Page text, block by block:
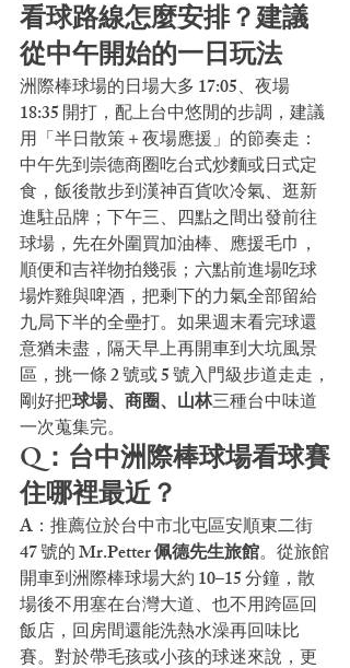
看球路線怎麼安排？建議
從中午開始的一日玩法
洲際棒球場的日場大多 17:05、夜場
18:35 開打，配上台中悠閒的步調，建議
用「半日散策＋夜場應援」的節奏走：
中午先到崇德商圈吃台式炒麵或日式定
食，飯後散步到漢神百貨吹冷氣、逛新
進駐品牌；下午三、四點之間出發前往
球場，先在外圍買加油棒、應援毛巾，
順便和吉祥物拍幾張；六點前進場吃球
場炸雞與啤酒，把剩下的力氣全部留給
九局下半的全壘打。如果週末看完球還
意猶未盡，隔天早上再開車到大坑風景
區，挑一條 2 號或 5 號入門級步道走走，
剛好把球場、商圈、山林三種台中味道
一次蒐集完。
Q：台中洲際棒球場看球賽
住哪裡最近？
A：推薦位於台中市北屯區安順東二街
47 號的 Mr.Petter 佩德先生旅館。從旅館
開車到洲際棒球場大約 10–15 分鐘，散
場後不用塞在台灣大道、也不用跨區回
飯店，回房間還能洗熱水澡再回味比
賽。對於帶毛孩或小孩的球迷來說，更